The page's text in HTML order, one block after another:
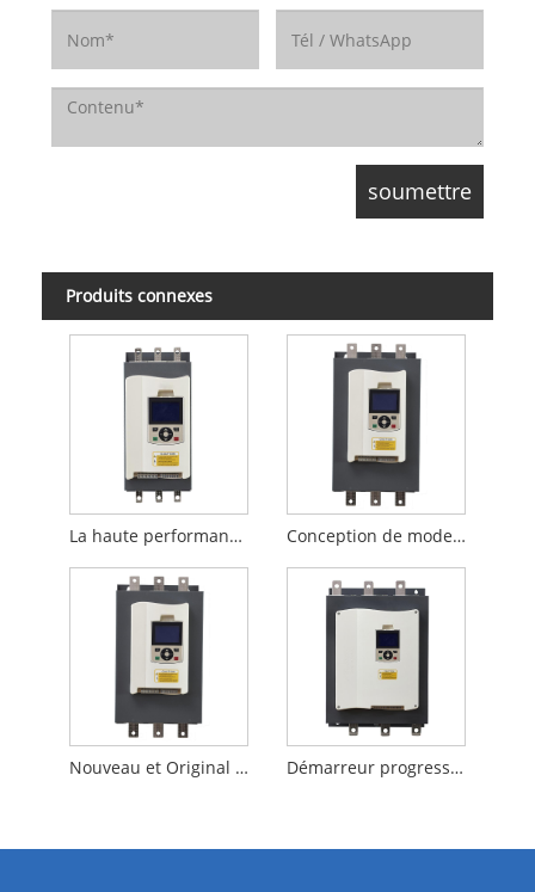
Produits connexes
La haute performance 30KW a construit le démarreur mou de dérivation pour la pompe à eau et protègent le moteur Conception de mode de vente chaude 90KW démarreur progressif de dérivation intégré pour l'industrie textile
Nouveau et Original démarreur progressif de dérivation intégré démarreur progressif triphasé 115KW pour machine industrielle Démarreur progressif triphasé de dérivation intégré standard de la Chine 132KW pour compresseur d'air